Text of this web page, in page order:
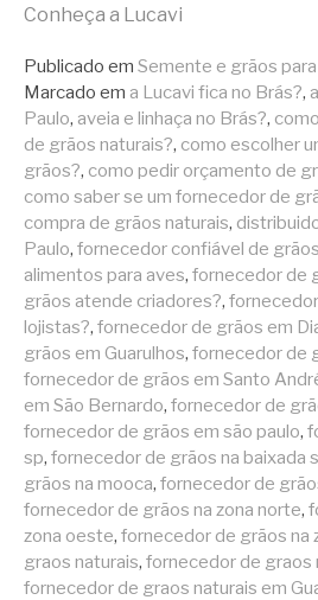
Conheça a Lucavi
Publicado em Semente e grãos
Marcado em a Lucavi fica no Brás?,
Paulo, aveia e linhaça no Brás?,
de grãos naturais?, como escolher
grãos?, como pedir orçamento de
como saber se um fornecedor de
compra de grãos naturais,
Paulo, fornecedor confiável de grãos
alimentos para aves, fornecedor de
grãos atende criadores?,
lojistas?, fornecedor de grãos em
grãos em Guarulhos, fornecedor de
fornecedor de grãos em Santo
em São Bernardo, fornecedor de
fornecedor de grãos em são paulo,
sp, fornecedor de grãos na baixada
grãos na mooca, fornecedor de
fornecedor de grãos na zona norte,
zona oeste, fornecedor de grãos na
graos naturais, fornecedor de graos
fornecedor de graos naturais em